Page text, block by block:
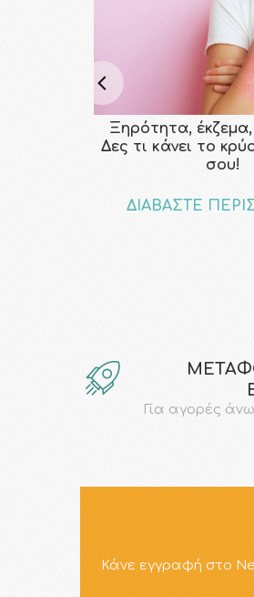
Ξηρότητα, έκζεμα,
Δες τι κάνει το
σου!
ΔΙΑΒΑΣΤΕ
Για αγορές
Κάνε εγγραφή στο